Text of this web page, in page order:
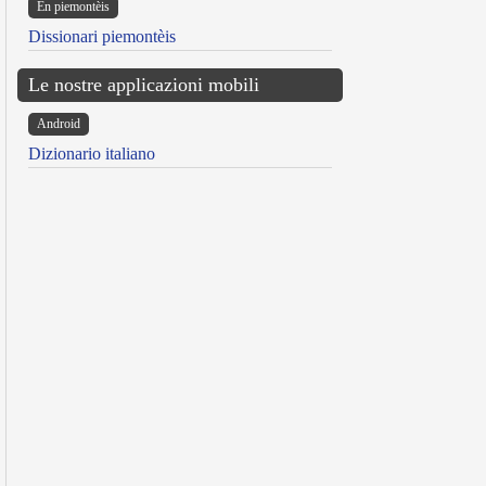
Ën piemontèis
Dissionari piemontèis
Le nostre applicazioni mobili
Android
Dizionario italiano